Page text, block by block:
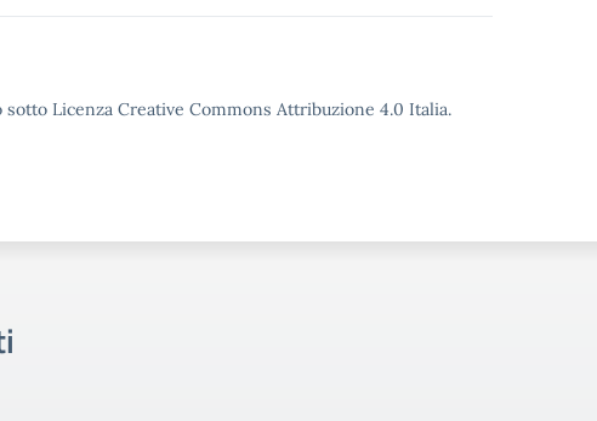
Licenza Creative Commons Attribuzione 4.0 Italia.